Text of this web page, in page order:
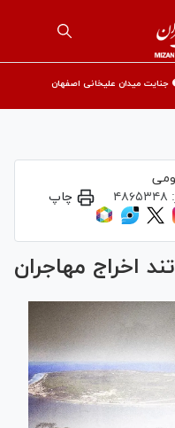
جنایت میدان علیخانی اصفهان
۴۸۶۵۳۴۸ چاپ
اخراج مهاجران